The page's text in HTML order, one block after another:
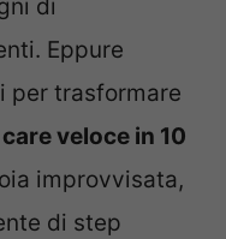
di
Eppure
per trasformare
veloce in 10
improvvisata,
di step